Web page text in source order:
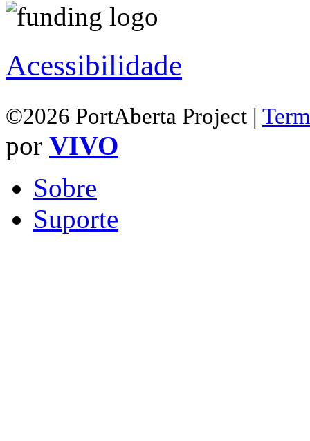
Acessibilidade
©2026 PortAberta Project |
por VIVO
Sobre
Suporte